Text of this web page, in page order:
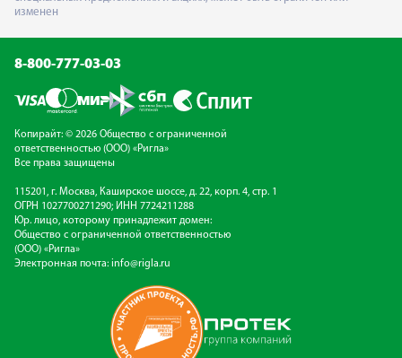
изменен
8-800-777-03-03
Копирайт: © 2026 Общество с ограниченной
ответственностью (ООО) «Ригла»
Все права защищены
115201, г. Москва, Каширское шоссе, д. 22, корп. 4, стр. 1
ОГРН 1027700271290; ИНН 7724211288
Юр. лицо, которому принадлежит домен:
Общество с ограниченной ответственностью
(ООО) «Ригла»
Электронная почта: info@rigla.ru